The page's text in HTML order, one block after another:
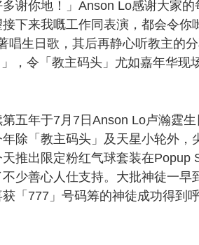
谢你地！」Anson Lo感谢大家的
下来我嘅工作同表演，都会令你
唱生日歌，其后再静心听教主的
，令「教主码头」尤如嘉年华现场
五年于7月7日Anson Lo卢瀚霆
除「教主码头」及天星小轮外，
推出限定粉红气球套装在Popup
少善心人仕支持。大批神徒一早
「777」号码筹的神徒成功得到呼